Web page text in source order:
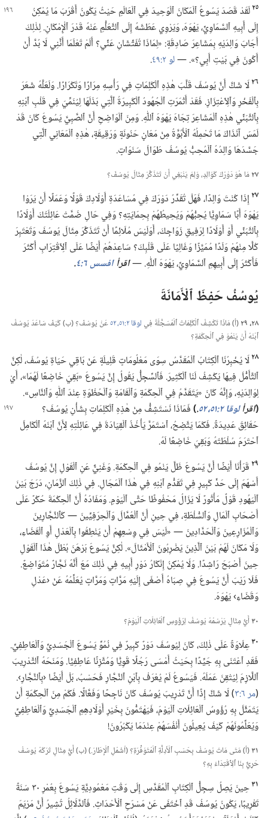
٢٥لَقَدْ قَصَدَ يَسُوعُ ٱلْمَكَانَ ٱلْوَحِيدَ فِي ٱلْعَالَمِ حَيْثُ يَكُونُ أَقْرَبَ مَا يُمْكِنُ
إِلَى أَبِيهِ ٱلسَّمَاوِيِّ،‏ يَهْوَهَ،‏ وَيَرْوِي عَطَشَهُ إِلَى ٱلتَّعَلُّمِ عَنْهُ قَدْرَ ٱلْإِمْكَانِ.‏ لِذٰلِكَ
أَجَابَ وَالِدَيْهِ بِمَشَاعِرَ صَادِقَةٍ:‏ «لِمَاذَا تُفَتِّشَانِ عَنِّي؟‏ أَلَمْ تَعْلَمَا أَنَّنِي لَا بُدَّ أَنْ
أَكُونَ فِي بَيْتِ أَبِي؟‏».‏ —‏لو ٢:‏٤٩ ‏.‏
٢٦لَا شَكَّ أَنَّ يُوسُفَ قَلَّبَ هٰذِهِ ٱلْكَلِمَاتِ فِي رَأْسِهِ مِرَارًا وَتَكْرَارًا.‏ وَلَعَلَّهُ شَعَرَ
بِٱلْفَخْرِ وَٱلِٱعْتِزَازِ.‏ فَقَدْ أَثْمَرَتِ ٱلْجُهُودُ ٱلْكَبِيرَةُ ٱلَّتِي بَذَلَهَا لِيُنَمِّيَ فِي قَلْبِ ٱبْنِهِ
بِٱلتَّبَنِّي هٰذِهِ ٱلْمَشَاعِرَ تِجَاهَ يَهْوَهَ ٱللّٰهِ.‏ وَمِنَ ٱلْوَاضِحِ أَنَّ ٱلصَّبِيَّ يَسُوعَ كَانَ قَدْ
لَمَسَ آنَذَاكَ مَا تَحْمِلُهُ ٱلْأُبُوَّةُ مِنْ مَعَانٍ حَنُونَةٍ وَرَقِيقَةٍ،‏ هٰذِهِ ٱلْمَعَانِي ٱلَّتِي
جَسَّدَهَا وَالِدُهُ ٱلْمُحِبُّ يُوسُفُ طَوَالَ سَنَوَاتٍ.‏
٢٧مَا هُوَ دَوْرُكَ كَوَالِدٍ،‏ وَلِمَ يَنْبَغِي أَنْ تَتَذَكَّرَ مِثَالَ يُوسُفَ؟‏
٢٧ إِذَا كُنْتَ وَالِدًا،‏ فَهَلْ تُقَدِّرُ دَوْرَكَ فِي مُسَاعَدَةِ أَوْلَادِكَ قَوْلًا وَعَمَلًا أَنْ يَرَوْا
يَهْوَهَ أَبًا سَمَاوِيًّا يُحِبُّهُمْ وَيُحِيطُهُمْ بِحِمَايَتِهِ؟‏ وَفِي حَالِ ضَمَّتْ عَائِلَتُكَ أَوْلَادًا
بِٱلتَّبَنِّي أَوْ أَوْلَادًا لِرَفِيقِ زَوَاجِكَ،‏ أَوَلَيْسَ مُلَائِمًا أَنْ تَتَذَكَّرَ مِثَالَ يُوسُفَ وَتَعْتَبِرَ
كُلًّا مِنْهُمْ وَلَدًا مُمَيَّزًا وَغَالِيًا عَلَى قَلْبِكَ؟‏ سَاعِدْهُمْ أَيْضًا عَلَى ٱلِٱقْتِرَابِ أَكْثَرَ
فَأَكْثَرَ إِلَى أَبِيهِمِ ٱلسَّمَاوِيِّ،‏ يَهْوَهَ ٱللّٰهِ.‏ —‏اقرأ افسس ٦:‏٤ ‏.‏
يُوسُفُ حَفِظَ ٱلْأَمَانَةَ
٢٨،‏ ٢٩ (‏أ)‏ مَاذَا تَكْشِفُ ٱلْكَلِمَاتُ ٱلْمُسَجَّلَةُ فِي لوقا ٢:‏​٥١،‏ ٥٢
عَنْ يُوسُفَ؟‏ (‏ب)‏ كَيْفَ سَاعَدَ يُوسُفُ
ٱبْنَهُ أَنْ يَنْمُوَ فِي ٱلْحِكْمَةِ؟‏
٢٨لَا يُخْبِرُنَا ٱلْكِتَابُ ٱلْمُقَدَّسُ سِوَى مَعْلُومَاتٍ قَلِيلَةٍ عَنْ بَاقِي حَيَاةِ يُوسُفَ،‏ لٰكِنَّ
ٱلتَّأَمُّلَ فِيهَا يَكْشِفُ لَنَا ٱلْكَثِيرَ.‏ فَٱلسِّجِلُّ يَقُولُ إِنَّ يَسُوعَ «بَقِيَ خَاضِعًا لَهُمَا»،‏ أَيْ
لِوَالِدَيْهِ،‏ وَإِنَّهُ كَانَ «يَتَقَدَّمُ فِي ٱلْحِكْمَةِ وَٱلْقَامَةِ وَٱلْحُظْوَةِ عِنْدَ ٱللّٰهِ وَٱلنَّاسِ».‏
‏(‏اقرأ لوقا ٢:‏​٥١،‏ ٥٢‏.‏
‏)‏فَمَاذَا نَسْتَشِفُّ مِنْ هٰذِهِ ٱلْكَلِمَاتِ بِشَأْنِيُوسُفَ؟‏
حَقَائِقَ عَدِيدَةً.‏ فَكَمَا يَتَّضِحُ،‏ ٱسْتَمَرَّ يَأْخُذُ ٱلْقِيَادَةَ فِي عَائِلَتِهِ لِأَنَّ ٱبْنَهُ ٱلْكَامِلَ
ٱحْتَرَمَ سُلْطَتَهُ وَبَقِيَ خَاضِعًا لَهُ.‏
٢٩ قَرَأْنَا أَيْضًا أَنَّ يَسُوعَ ظَلَّ يَنْمُو فِي ٱلْحِكْمَةِ.‏ وَغَنِيٌّ عَنِ ٱلْقَوْلِ إِنَّ يُوسُفَ
أَسْهَمَ إِلَى حَدٍّ كَبِيرٍ فِي تَقَدُّمِ ٱبْنِهِ فِي هٰذَا ٱلْمَجَالِ.‏ فِي ذٰلِكَ ٱلزَّمَانِ،‏ دَرَجَ بَيْنَ
ٱلْيَهُودِ قَوْلٌ مَأْثُورٌ لَا يَزَالُ مَحْفُوظًا حَتَّى ٱلْيَوْمِ.‏ وَمَفَادُهُ أَنَّ ٱلْحِكْمَةَ حُكْرٌ عَلَى
أَصْحَابِ ٱلْمَالِ وَٱلسُّلْطَةِ،‏ فِي حِينِ أَنَّ ٱلْعُمَّالَ وَٱلْحِرَفِيِّينَ —‏ كَٱلنَّجَّارِينَ
وَٱلْمُزَارِعِينَ وَٱلْحَدَّادِينَ —‏ «لَيْسَ فِي وِسْعِهِمْ أَنْ يَنْطِقُوا بِٱلْعَدْلِ أَوِ ٱلْقَضَاءِ،‏
وَلَا مَكَانَ لَهُمْ بَيْنَ ٱلَّذِينَ يَضْرِبُونَ ٱلْأَمْثَالَ».‏ لٰكِنَّ يَسُوعَ بَرْهَنَ بُطْلَ هٰذَا ٱلْقَوْلِ
حِينَ أَصْبَحَ رَاشِدًا.‏ وَلَا يُمْكِنُ إِنْكَارُ دَوْرِ أَبِيهِ فِي ذٰلِكَ مَعَ أَنَّهُ نَجَّارٌ مُتَوَاضِعٌ.‏
فَلَا رَيْبَ أَنَّ يَسُوعَ فِي صِبَاهُ أَصْغَى إِلَيْهِ مَرَّاتٍ وَمَرَّاتٍ يُعَلِّمُهُ عَنْ ‹عَدْلِ
وَقَضَاءِ› يَهْوَهَ.‏
٣٠أَيُّ مِثَالٍ يَرْسُمُهُ يُوسُفُ لِرُؤُوسِ ٱلْعَائِلَاتِ ٱلْيَوْمَ؟‏
٣٠عِلَاوَةً عَلَى ذٰلِكَ،‏ كَانَ لِيُوسُفَ دَوْرٌ كَبِيرٌ فِي نُمُوِّ يَسُوعَ ٱلْجَسَدِيِّ وَٱلْعَاطِفِيِّ.‏
فَقَدِ ٱعْتَنَى بِهِ جَيِّدًا بِحَيْثُ أَمْسَى رَجُلًا قَوِيًّا وَمُتَّزِنًا عَاطِفِيًّا.‏ وَمَنَحَهُ ٱلتَّدْرِيبَ
ٱللَّازِمَ لِيُتْقِنَ عَمَلَهُ.‏ فَيَسُوعُ لَمْ يُعْرَفْ بِٱبْنِ ٱلنَّجَّارِ فَحَسْبُ،‏ بَلْ أَيْضًا ‹بِٱلنَّجَّارِ›.‏
(‏مر ٦:‏٣
‏)‏ لَا شَكَّ إِذًا أَنَّ تَدْرِيبَ يُوسُفَ كَانَ نَاجِحًا وَفَعَّالًا.‏ فَكَمْ مِنَ ٱلْحِكْمَةِ أَنْ
يَتَمَثَّلَ بِهِ رُؤُوسُ ٱلْعَائِلَاتِ ٱلْيَوْمَ،‏ فَيَهْتَمُّونَ بِخَيْرِ أَوْلَادِهِمِ ٱلْجَسَدِيِّ وَٱلْعَاطِفِيِّ
وَيُعَلِّمُونَهُمْ كَيْفَ يُعِيلُونَ أَنْفُسَهُمْ عِنْدَمَا يَكْبُرُونَ!‏
٣١(‏أ)‏ مَتَى مَاتَ يُوسُفُ بِحَسَبِ ٱلْأَدِلَّةِ ٱلْمُتَوَفِّرَةِ؟‏ (‏اُشْمُلِ ٱلْإِطَارَ.‏)‏ (‏ب)‏ أَيُّ مِثَالٍ تَرَكَهُ يُوسُفُ
حَرِيٌّ بِنَا ٱلِٱقْتِدَاءُ بِهِ؟‏
٣١
حِينَ يَصِلُ سِجِلُّ ٱلْكِتَابِ ٱلْمُقَدَّسِ إِلَى وَقْتِ مَعْمُودِيَّةِ يَسُوعَ بِعُمْرِ ٣٠ سَنَةً
تَقْرِيبًا،‏ يَكُونُ يُوسُفُ قَدِ ٱخْتَفَى عَنْ مَسْرَحِ ٱلْأَحْدَاثِ.‏ فَٱلدَّلَائِلُ تُشِيرُ أَنَّ مَرْيَمَ